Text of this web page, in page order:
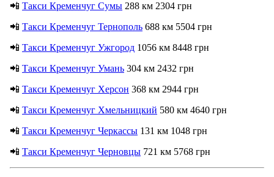
📲 Такси Кременчуг Сумы 288 км 2304 грн
📲 Такси Кременчуг Тернополь 688 км 5504 грн
📲 Такси Кременчуг Ужгород 1056 км 8448 грн
📲 Такси Кременчуг Умань 304 км 2432 грн
📲 Такси Кременчуг Херсон 368 км 2944 грн
📲 Такси Кременчуг Хмельницкий 580 км 4640 грн
📲 Такси Кременчуг Черкассы 131 км 1048 грн
📲 Такси Кременчуг Черновцы 721 км 5768 грн